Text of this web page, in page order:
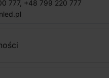
777, +48 799 220 777